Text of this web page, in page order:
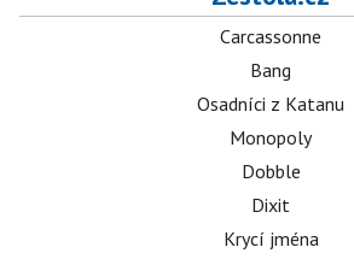
Carcassonne
Bang
Osadníci z Katanu
Monopoly
Dobble
Dixit
Krycí jména